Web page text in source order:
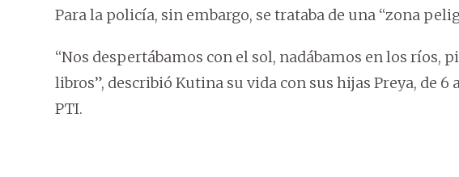
Para la policía, sin embargo, se trataba de una “zona
“Nos despertábamos con el sol, nadábamos en los ríos,
libros”, describió Kutina su vida con sus hijas Preya, de 6
PTI.